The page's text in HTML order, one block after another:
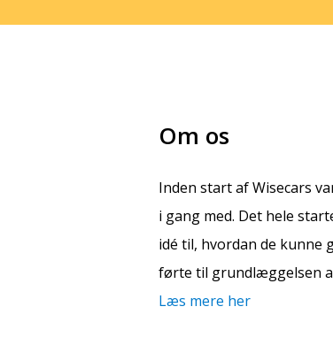
Om os
Inden start af Wisecars
i gang med. Det hele
idé til, hvordan de kunne
førte til grundlæggelsen
Læs mere her